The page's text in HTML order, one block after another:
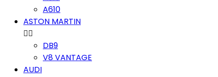
A610
ASTON MARTIN

DB9
V8 VANTAGE
AUDI